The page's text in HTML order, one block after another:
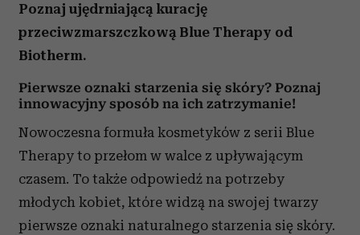
Poznaj ujędrniającą kurację
przeciwzmarszczkową Blue Therapy od
Biotherm.
Pierwsze oznaki starzenia się skóry? Poznaj
innowacyjny sposób na ich zatrzymanie!
Nowoczesna formuła kosmetyków z serii Blue
Therapy to przełom w walce z upływającym
czasem. To także odpowiedź na potrzeby
młodych kobiet, które widzą na swojej twarzy
pierwsze oznaki naturalnego starzenia się skóry.